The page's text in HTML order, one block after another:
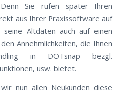
Denn Sie rufen später Ihren
aus Ihrer Praxissoftware auf
Altdaten auch auf einen
Annehmlichkeiten, die Ihnen
in DOTsnap bezgl.
usw. bietet.
nun allen Neukunden diese